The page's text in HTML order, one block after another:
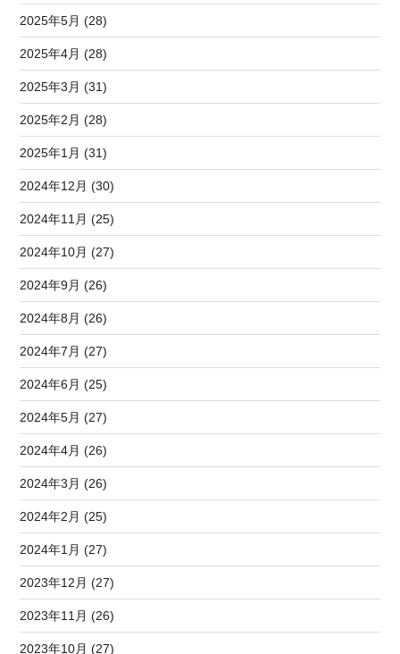
2025年5月 (28)
2025年4月 (28)
2025年3月 (31)
2025年2月 (28)
2025年1月 (31)
2024年12月 (30)
2024年11月 (25)
2024年10月 (27)
2024年9月 (26)
2024年8月 (26)
2024年7月 (27)
2024年6月 (25)
2024年5月 (27)
2024年4月 (26)
2024年3月 (26)
2024年2月 (25)
2024年1月 (27)
2023年12月 (27)
2023年11月 (26)
2023年10月 (27)